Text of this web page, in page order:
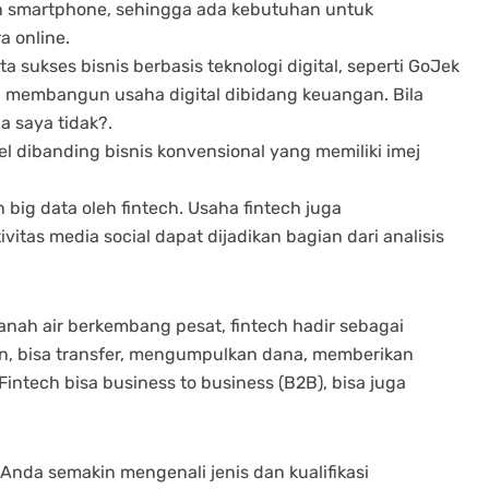
sehingga ada kebutuhan untuk
online.
sukses bisnis berbasis teknologi digital, seperti GoJek
membangun usaha digital dibidang keuangan. Bila
saya tidak?.
dibanding bisnis konvensional yang memiliki imej
data oleh fintech. Usaha fintech juga
media social dapat dijadikan bagian dari analisis
air berkembang pesat, fintech hadir sebagai
bisa transfer, mengumpulkan dana, memberikan
bisa business to business (B2B), bisa juga
semakin mengenali jenis dan kualifikasi